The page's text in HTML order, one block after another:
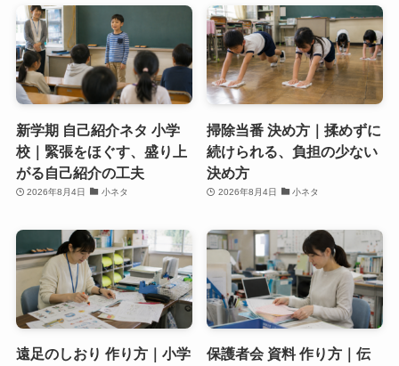
新学期 自己紹介ネタ 小学
校｜緊張をほぐす、盛り上
がる自己紹介の工夫
2026年8月4日 小ネタ
掃除当番 決め方｜揉めずに
続けられる、負担の少ない
決め方
2026年8月4日 小ネタ
遠足のしおり 作り方｜小学
保護者会 資料 作り方｜伝